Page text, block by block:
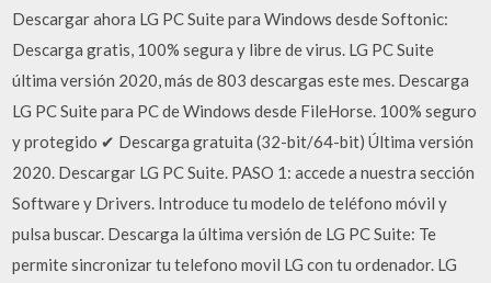
Descargar ahora LG PC Suite para Windows desde Softonic:
Descarga gratis, 100% segura y libre de virus. LG PC Suite
última versión 2020, más de 803 descargas este mes. Descarga
LG PC Suite para PC de Windows desde FileHorse. 100% seguro
y protegido ✔ Descarga gratuita (32-bit/64-bit) Última versión
2020. Descargar LG PC Suite. PASO 1: accede a nuestra sección
Software y Drivers. Introduce tu modelo de teléfono móvil y
pulsa buscar. Descarga la última versión de LG PC Suite: Te
permite sincronizar tu telefono movil LG con tu ordenador. LG